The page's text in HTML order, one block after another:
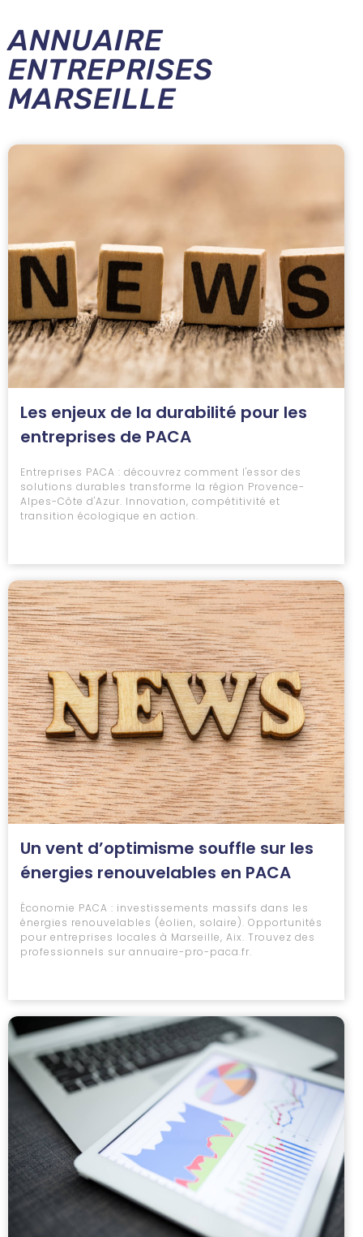
ANNUAIRE
ENTREPRISES
MARSEILLE
Les enjeux de la durabilité pour les
entreprises de PACA
Entreprises PACA : découvrez comment l'essor des
solutions durables transforme la région Provence-
Alpes-Côte d'Azur. Innovation, compétitivité et
transition écologique en action.
Un vent d’optimisme souffle sur les
énergies renouvelables en PACA
Économie PACA : investissements massifs dans les
énergies renouvelables (éolien, solaire). Opportunités
pour entreprises locales à Marseille, Aix. Trouvez des
professionnels sur annuaire-pro-paca.fr.